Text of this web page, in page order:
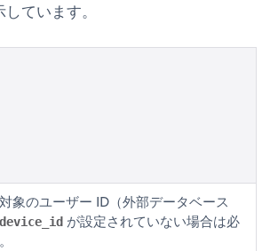
ています。
象のユーザー ID（外部データベース
device_id が設定されていない場合は必